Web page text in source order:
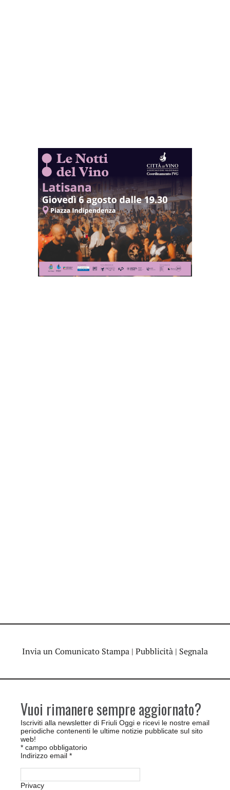
Invia un Comunicato Stampa | Pubblicità | Segnala
Vuoi rimanere sempre aggiornato?
Iscriviti alla newsletter di Friuli Oggi e ricevi le nostre email
periodiche contenenti le ultime notizie pubblicate sul sito
web!
* campo obbligatorio
Indirizzo email *
Privacy